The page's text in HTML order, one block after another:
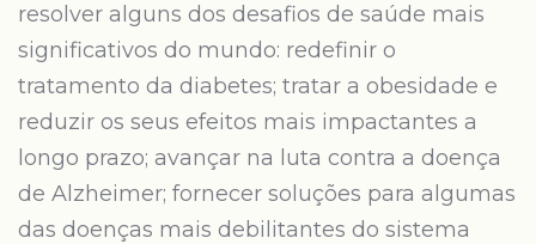
resolver alguns dos desafios de saúde mais
significativos do mundo: redefinir o
tratamento da diabetes; tratar a obesidade e
reduzir os seus efeitos mais impactantes a
longo prazo; avançar na luta contra a doença
de Alzheimer; fornecer soluções para algumas
das doenças mais debilitantes do sistema